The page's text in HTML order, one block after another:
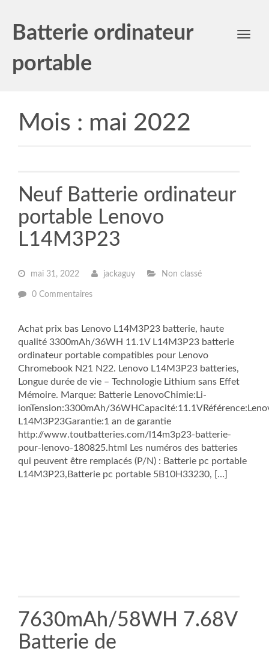
Batterie ordinateur
portable
Toggle
Mois : mai 2022
Neuf Batterie ordinateur
portable Lenovo
L14M3P23
mai 31, 2022 jackaguy Non classé
0 Commentaires
Achat prix bas Lenovo L14M3P23 batterie, haute
qualité 3300mAh/36WH 11.1V L14M3P23 batterie
ordinateur portable compatibles pour Lenovo
Chromebook N21 N22. Lenovo L14M3P23 batteries,
Longue durée de vie – Technologie Lithium sans Effet
Mémoire. Marque: Batterie LenovoChimie:Li-
ionTension:3300mAh/
L14M3P23Garantie:1 an de garantie
http://www.toutbatteries.com/l14m3p23-batterie-
pour-lenovo-180825.html Les numéros des batteries
qui peuvent être remplacés (P/N) : Batterie pc portable
L14M3P23,Batterie pc portable 5B10H33230, […]
7630mAh/58WH 7.68V
Batterie de